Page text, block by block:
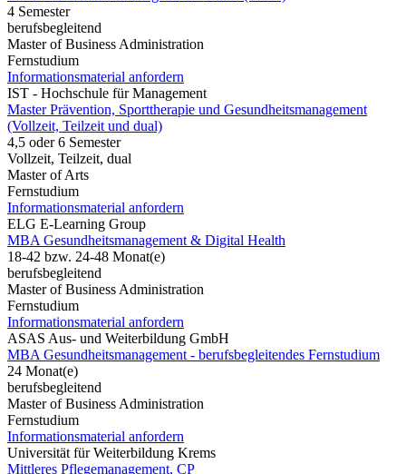
4 Semester
berufsbegleitend
Master of Business Administration
Fernstudium
Informationsmaterial anfordern
IST - Hochschule für Management
Master Prävention, Sporttherapie und Gesundheitsmanagement
(Vollzeit, Teilzeit und dual)
4,5 oder 6 Semester
Vollzeit, Teilzeit, dual
Master of Arts
Fernstudium
Informationsmaterial anfordern
ELG E-Learning Group
MBA Gesundheitsmanagement & Digital Health
18-42 bzw. 24-48 Monat(e)
berufsbegleitend
Master of Business Administration
Fernstudium
Informationsmaterial anfordern
ASAS Aus- und Weiterbildung GmbH
MBA Gesundheitsmanagement - berufsbegleitendes Fernstudium
24 Monat(e)
berufsbegleitend
Master of Business Administration
Fernstudium
Informationsmaterial anfordern
Universität für Weiterbildung Krems
Mittleres Pflegemanagement, CP